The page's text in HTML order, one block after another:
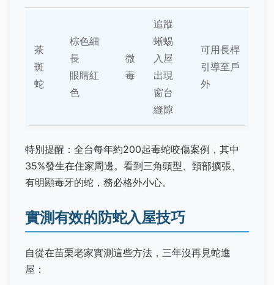
茶
斑
蛇
棕色細
長
眼睛紅
色
微
毒
追蹤
蜥蜴
入屋
出現
窗台
縫隙
可用長桿
引導至戶
外
特別提醒：全台每年約200起毒蛇咬傷案例，其中
35%發生在住家周邊。看到三角頭型、頸部擴張、
有明顯毒牙的蛇，務必格外小心。
實測有效的防蛇入屋技巧
自從在苗栗老家實測這些方法，三年沒再見蛇進
屋：